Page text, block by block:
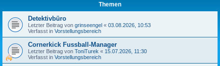
Themen
Detektivbüro
Letzter Beitrag von grinseengel « 03.08.2026, 10:53
Verfasst in Vorstellungsbereich
Cornerkick Fussball-Manager
Letzter Beitrag von ToniTurek « 15.07.2026, 11:30
Verfasst in Vorstellungsbereich